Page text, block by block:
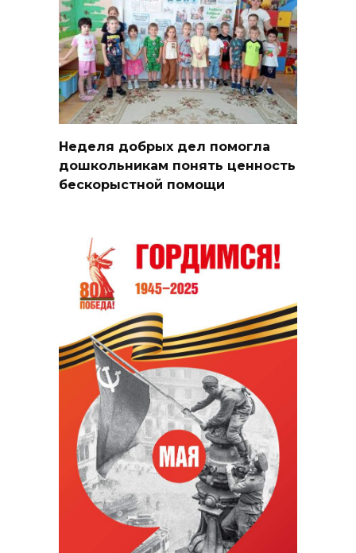
Неделя добрых дел помогла
дошкольникам понять ценность
бескорыстной помощи